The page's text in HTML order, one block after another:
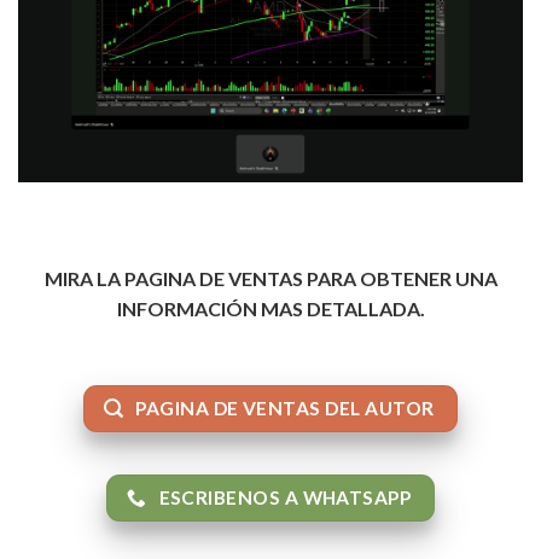
MIRA LA PAGINA DE VENTAS PARA OBTENER UNA
INFORMACIÓN MAS DETALLADA.
PAGINA DE VENTAS DEL AUTOR
ESCRIBENOS A WHATSAPP